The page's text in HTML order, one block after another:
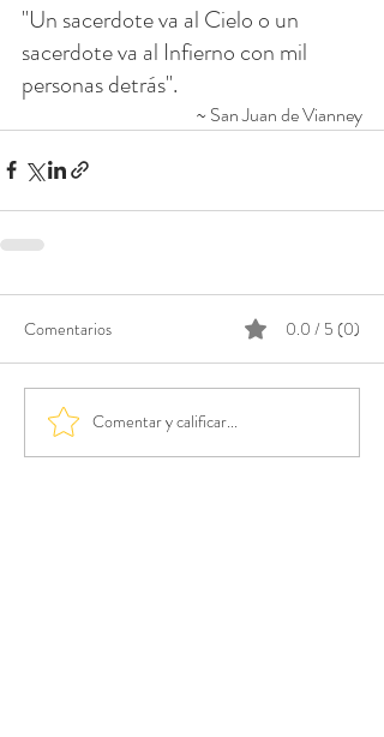
"Un sacerdote va al Cielo o un
sacerdote va al Infierno con mil
personas detrás".
~ San Juan de Vianney
Comentarios 0.0 / 5 (0)
Comentar y calificar...